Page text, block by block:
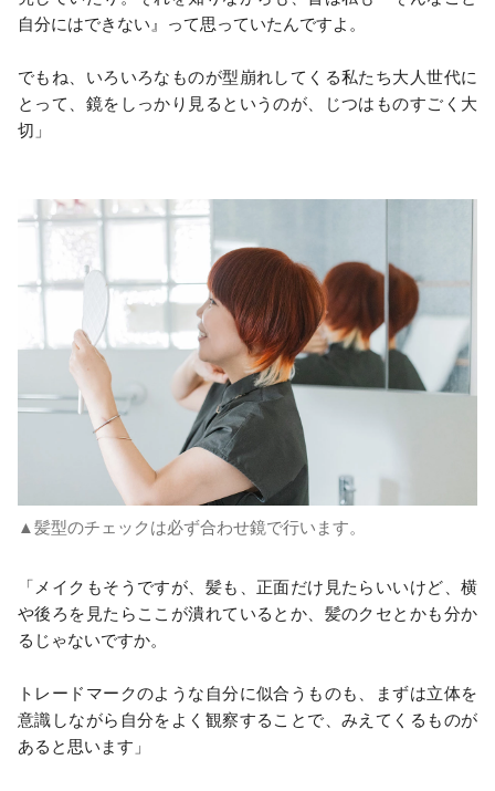
自分にはできない』って思っていたんですよ。
でもね、いろいろなものが型崩れしてくる私たち大人世代に
とって、鏡をしっかり見るというのが、じつはものすごく大
切」
▲髪型のチェックは必ず合わせ鏡で行います。
「メイクもそうですが、髪も、正面だけ見たらいいけど、横
や後ろを見たらここが潰れているとか、髪のクセとかも分か
るじゃないですか。
トレードマークのような自分に似合うものも、まずは立体を
意識しながら自分をよく観察することで、みえてくるものが
あると思います」